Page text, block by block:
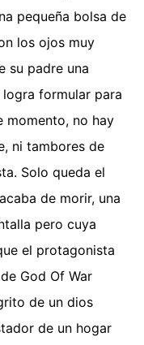
pequeña bolsa de
los ojos muy
su padre una
formular para
momento, no hay
ni tambores de
Solo queda el
de morir, una
pero cuya
el protagonista
God Of War
de un dios
de un hogar